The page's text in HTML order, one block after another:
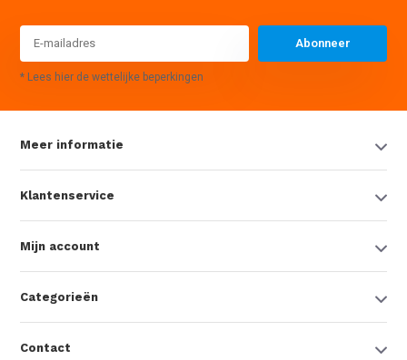
Abonneer
* Lees hier de wettelijke beperkingen
Meer informatie
Klantenservice
Mijn account
Categorieën
Contact